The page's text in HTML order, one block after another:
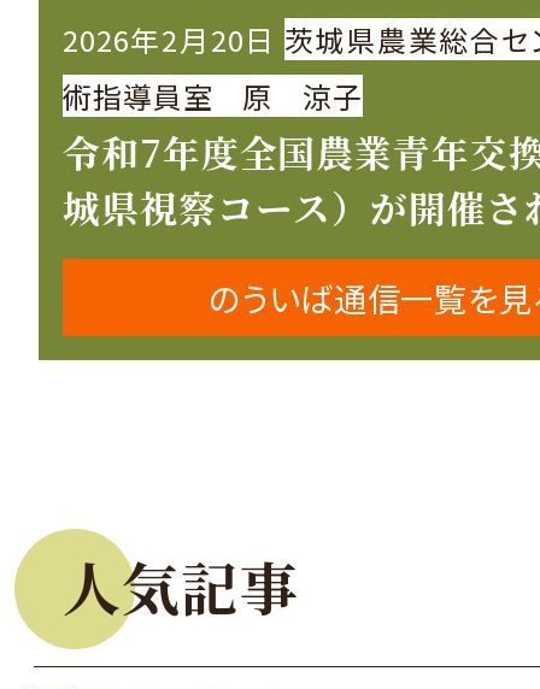
2026年2月20日 茨城県農業総合セ
術指導員室 原 涼子
令和7年度全国農業青年交
城県視察コース）が開催さ
のういば通信一覧を
人気記事